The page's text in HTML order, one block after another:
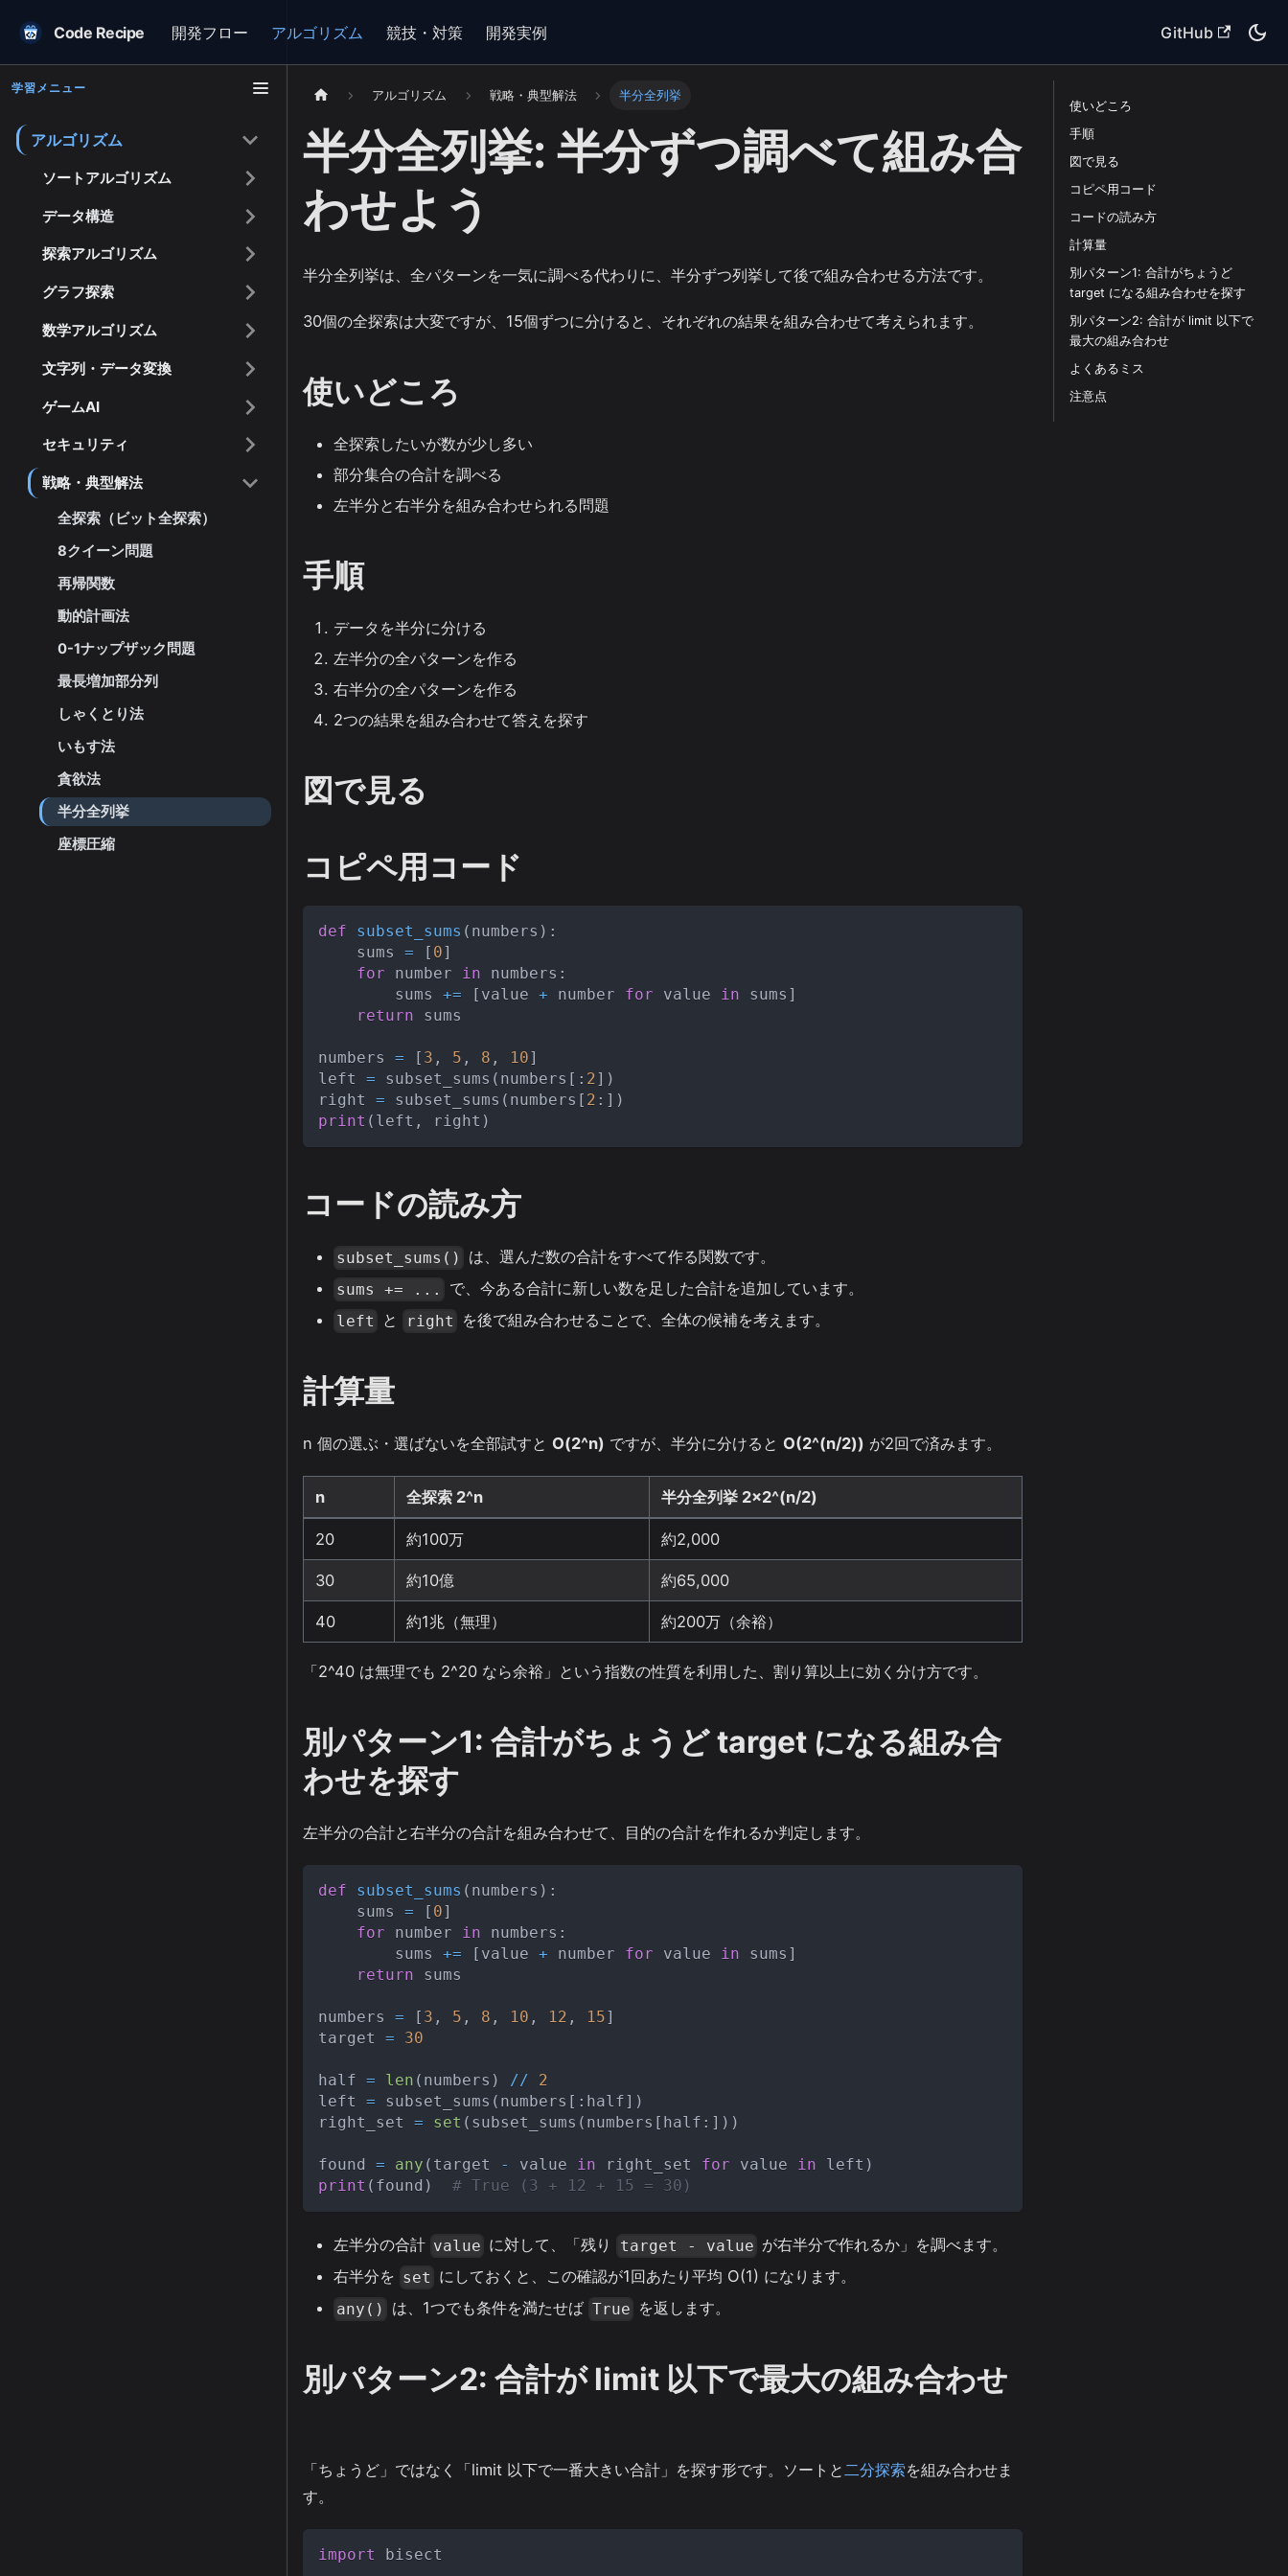
Code Recipe 開発フロー アルゴリズム 競技・対策 開発実例 GitHub
学習メニュー
アルゴリズム
ソートアルゴリズム
データ構造
探索アルゴリズム
グラフ探索
数学アルゴリズム
文字列・データ変換
ゲームAI
セキュリティ
戦略・典型解法
全探索（ビット全探索）
8クイーン問題
再帰関数
動的計画法
0-1ナップザック問題
最長増加部分列
しゃくとり法
いもす法
貪欲法
半分全列挙
座標圧縮
アルゴリズム 戦略・典型解法 半分全列挙
半分全列挙: 半分ずつ調べて組み合
わせよう
半分全列挙は、全パターンを一気に調べる代わりに、半分ずつ列挙して後で組み合わせる方法です。
30個の全探索は大変ですが、15個ずつに分けると、それぞれの結果を組み合わせて考えられます。
使いどころ
全探索したいが数が少し多い
部分集合の合計を調べる
左半分と右半分を組み合わせられる問題
手順
データを半分に分ける
左半分の全パターンを作る
右半分の全パターンを作る
2つの結果を組み合わせて答えを探す
図で見る
コピペ用コード
def subset_sums ( numbers ) :
    sums
= [ 0]
for number in numbers :
        sums
+= [ value + number for value in sums ]
return sums
numbers = [ 3 , 5 , 8 , 10]
left = subset_sums ( numbers [ : 2] )
right = subset_sums ( numbers [ 2 : ] )
print ( left , right )
コードの読み方
subset_sums() は、選んだ数の合計をすべて作る関数です。
sums += ... で、今ある合計に新しい数を足した合計を追加しています。
left と right を後で組み合わせることで、全体の候補を考えます。
計算量
n 個の選ぶ・選ばないを全部試すと O(2^n) ですが、半分に分けると O(2^(n/2)) が2回で済みます。
n 全探索 2^n 半分全列挙 2×2^(n/2)
20 約100万 約2,000
30 約10億 約65,000
40 約1兆（無理） 約200万（余裕）
「2^40 は無理でも 2^20 なら余裕」という指数の性質を利用した、割り算以上に効く分け方です。
別パターン1: 合計がちょうど target になる組み合
わせを探す
左半分の合計と右半分の合計を組み合わせて、目的の合計を作れるか判定します。
def subset_sums ( numbers ) :
    sums
= [ 0]
for number in numbers :
        sums
+= [ value + number for value in sums ]
return sums
numbers = [ 3 , 5 , 8 , 10 , 12 , 15]
target = 30
half = len ( numbers ) //
2
left = subset_sums ( numbers [ : half] )
right_set = set ( subset_sums ( numbers [ half : ] ) )
found = any ( target - value in right_set for value in left )
print ( found ) # True (3 + 12 + 15 = 30)
左半分の合計 value に対して、「残り target - value が右半分で作れるか」を調べます。
右半分を set にしておくと、この確認が1回あたり平均 O(1) になります。
any() は、1つでも条件を満たせば True を返します。
別パターン2: 合計が limit 以下で最大の組み合わせ
「ちょうど」ではなく「limit 以下で一番大きい合計」を探す形です。ソートと二分探索を組み合わせま
す。
import bisect
使いどころ
手順
図で見る
コピペ用コード
コードの読み方
計算量
別パターン1: 合計がちょうど
target になる組み合わせを探す
別パターン2: 合計が limit 以下で
最大の組み合わせ
よくあるミス
注意点